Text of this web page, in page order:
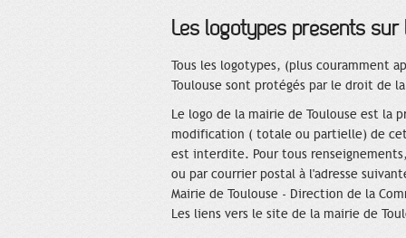
Les logotypes présents sur
Tous les logotypes, (plus couramment
Toulouse sont protégés par le droit de
Le logo de la mairie de Toulouse est
modification ( totale ou partielle) de
est interdite. Pour tous
ou par courrier postal à l'adresse
Mairie de Toulouse - Direction de la
Les liens vers le site de la mairie de